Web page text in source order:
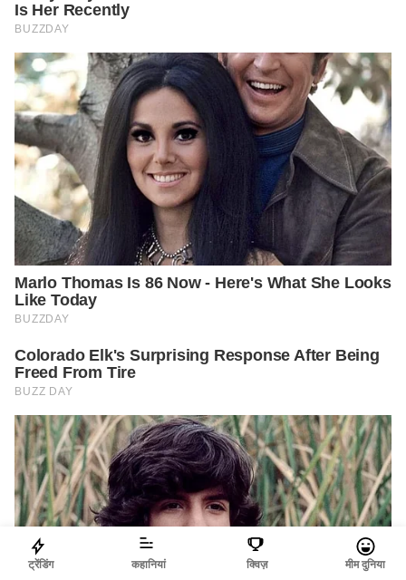
ट्रेंडिंग कहानियां क्विज़ मीम दुनिया